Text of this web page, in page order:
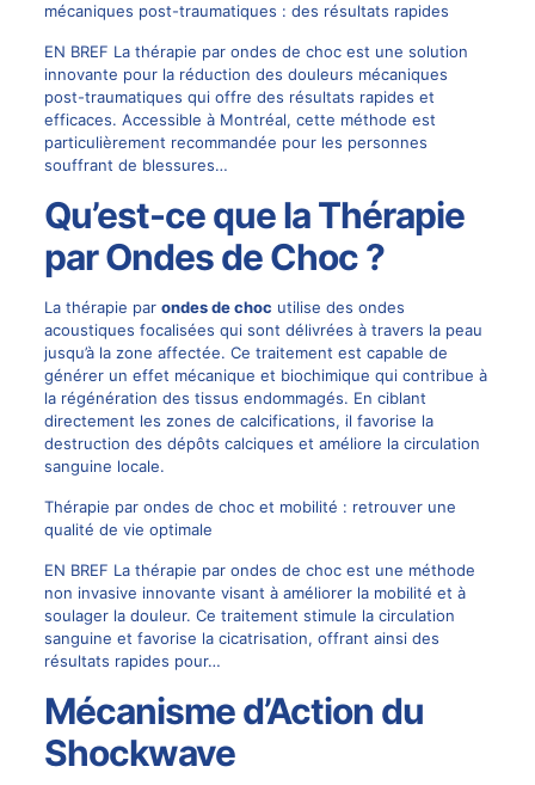
mécaniques post-traumatiques : des résultats rapides
EN BREF La thérapie par ondes de choc est une solution
innovante pour la réduction des douleurs mécaniques
post-traumatiques qui offre des résultats rapides et
efficaces. Accessible à Montréal, cette méthode est
particulièrement recommandée pour les personnes
souffrant de blessures…
Qu’est-ce que la Thérapie
par Ondes de Choc ?
La thérapie par ondes de choc utilise des ondes
acoustiques focalisées qui sont délivrées à travers la peau
jusqu’à la zone affectée. Ce traitement est capable de
générer un effet mécanique et biochimique qui contribue à
la régénération des tissus endommagés. En ciblant
directement les zones de calcifications, il favorise la
destruction des dépôts calciques et améliore la circulation
sanguine locale.
Thérapie par ondes de choc et mobilité : retrouver une
qualité de vie optimale
EN BREF La thérapie par ondes de choc est une méthode
non invasive innovante visant à améliorer la mobilité et à
soulager la douleur. Ce traitement stimule la circulation
sanguine et favorise la cicatrisation, offrant ainsi des
résultats rapides pour…
Mécanisme d’Action du
Shockwave